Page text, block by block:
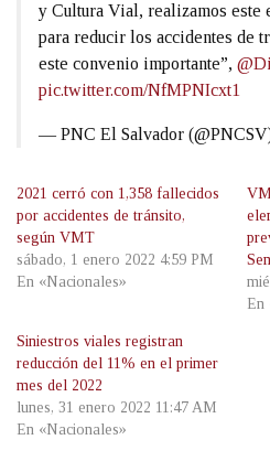
y Cultura Vial, realizamos este
para reducir los accidentes de
este convenio importante”,
pic.twitter.com/NfMPNIcxt1
— PNC El Salvador
2021 cerró con 1,358 fallecidos
por accidentes de tránsito,
según VMT
sábado, 1 enero 2022 4:59 PM
En «Nacionales»
En
Siniestros viales registran
reducción del 11% en el primer
mes del 2022
lunes, 31 enero 2022 11:47 AM
En «Nacionales»